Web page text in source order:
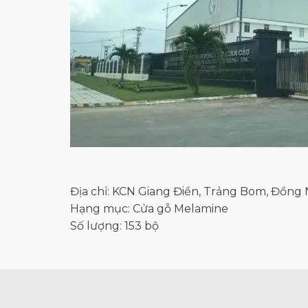
Địa chỉ: KCN Giang Điền, Trảng Bom, Đồng
Hạng mục: Cửa gỗ Melamine
Số lượng: 153 bộ